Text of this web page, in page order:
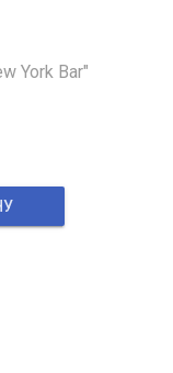
York Bar"